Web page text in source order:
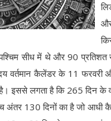
सीध में थे और 90 प्रतिशत
वर्तमान कैलेंडर के 11
इससे लगता है कि 265 दिन के
अंतर 130 दिनों का है जो आधी